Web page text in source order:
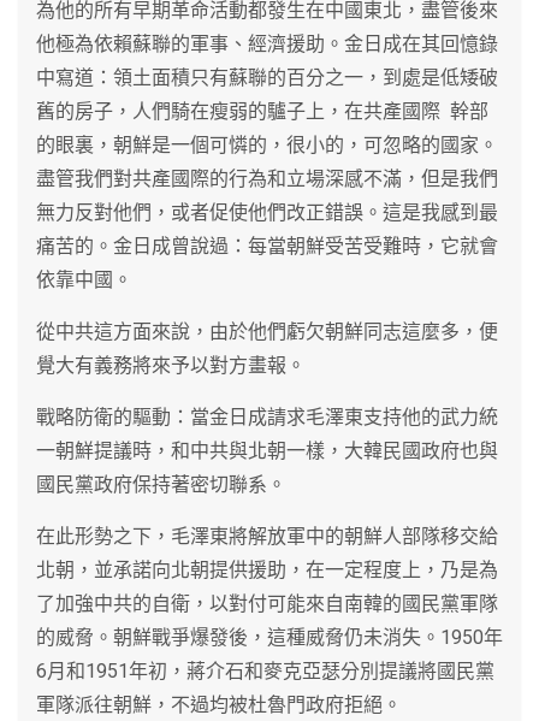
為他的所有早期革命活動都發生在中國東北，盡管後來
他極為依賴蘇聯的軍事、經濟援助。金日成在其回憶錄
中寫道：領土面積只有蘇聯的百分之一，到處是低矮破
舊的房子，人們騎在瘦弱的驢子上，在共產國際 幹部
的眼裏，朝鮮是一個可憐的，很小的，可忽略的國家。
盡管我們對共產國際的行為和立場深感不滿，但是我們
無力反對他們，或者促使他們改正錯誤。這是我感到最
痛苦的。金日成曾說過：每當朝鮮受苦受難時，它就會
依靠中國。
從中共這方面來說，由於他們虧欠朝鮮同志這麼多，便
覺大有義務將來予以對方畫報。
戰略防衛的驅動：當金日成請求毛澤東支持他的武力統
一朝鮮提議時，和中共與北朝一樣，大韓民國政府也與
國民黨政府保持著密切聯系。
在此形勢之下，毛澤東將解放軍中的朝鮮人部隊移交給
北朝，並承諾向北朝提供援助，在一定程度上，乃是為
了加強中共的自衛，以對付可能來自南韓的國民黨軍隊
的威脅。朝鮮戰爭爆發後，這種威脅仍未消失。1950年
6月和1951年初，蔣介石和麥克亞瑟分別提議將國民黨
軍隊派往朝鮮，不過均被杜魯門政府拒絕。